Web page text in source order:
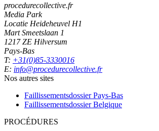
procedurecollective.fr
Media Park
Locatie Heideheuvel H1
Mart Smeetslaan 1
1217 ZE Hilversum
Pays-Bas
T: +31(0)85-3330016
E: info@procedurecollective.fr
Nos autres sites
Faillissementsdossier Pays-Bas
Faillissementsdossier Belgique
PROCÉDURES